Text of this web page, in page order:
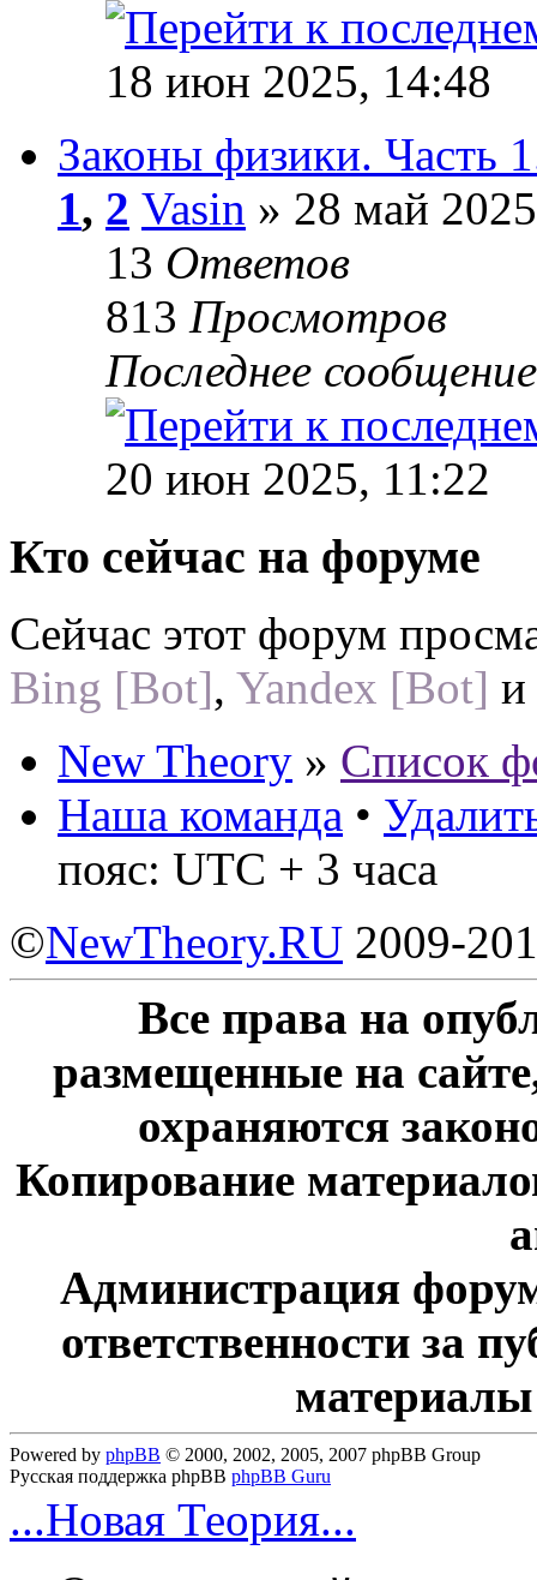
18 июн 2025, 14:48
Законы физики. Часть
1, 2 Vasin » 28 май
13 Ответов
813 Просмотров
Последнее
20 июн 2025, 11:22
Кто сейчас на форуме
Сейчас этот форум
Bing [Bot], Yandex [Bot] и
New Theory » Список
Наша команда •
пояс: UTC + 3 часа
©NewTheory.RU 2009-
Все права на
размещенные на
охраняются
Копирование
Администрация
ответственности за
Powered by phpBB © 2000, 2002, 2005, 2007 phpBB Group
Русская поддержка phpBB phpBB Guru
...Новая Теория...